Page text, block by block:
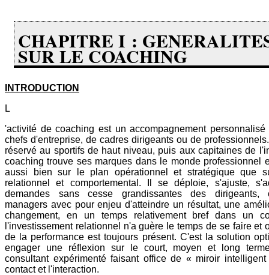
CHAPITRE I :
SUR LE COACHING
INTRODUCTION
L
'activité de coaching est un accompagnement personnalisé
chefs d'entreprise, de cadres dirigeants ou de
réservé au sportifs de haut niveau, puis aux capitaines de
coaching trouve ses marques dans le monde professionnel
aussi bien sur le plan opérationnel et stratégique que
relationnel et comportemental. Il se déploie, s'ajuste,
demandes sans cesse grandissantes des dirigeants,
managers avec pour enjeu d'atteindre un résultat, une
changement, en un temps relativement bref dans un
l'investissement relationnel n'a guère le temps de se faire et
de la performance est toujours présent. C'est la solution
engager une réflexion sur le court, moyen et long
consultant expérimenté faisant office de « miroir
contact et l'interaction.